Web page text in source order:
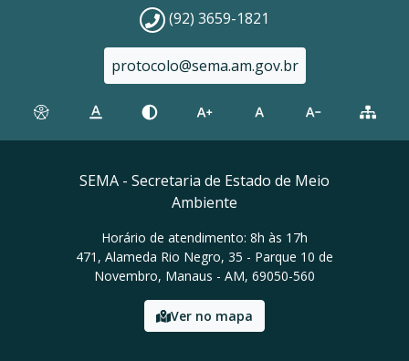
(92) 3659-1821
protocolo@sema.am.gov.br
SEMA - Secretaria de Estado de Meio
Ambiente
Horário de atendimento: 8h às 17h
471, Alameda Rio Negro, 35 - Parque 10 de
Novembro, Manaus - AM, 69050-560
Ver no mapa